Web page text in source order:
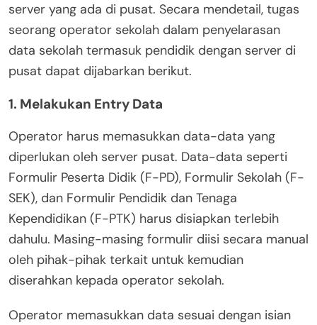
server yang ada di pusat. Secara mendetail, tugas
seorang operator sekolah dalam penyelarasan
data sekolah termasuk pendidik dengan server di
pusat dapat dijabarkan berikut.
1. Melakukan Entry Data
Operator harus memasukkan data-data yang
diperlukan oleh server pusat. Data-data seperti
Formulir Peserta Didik (F-PD), Formulir Sekolah (F-
SEK), dan Formulir Pendidik dan Tenaga
Kependidikan (F-PTK) harus disiapkan terlebih
dahulu. Masing-masing formulir diisi secara manual
oleh pihak-pihak terkait untuk kemudian
diserahkan kepada operator sekolah.
Operator memasukkan data sesuai dengan isian